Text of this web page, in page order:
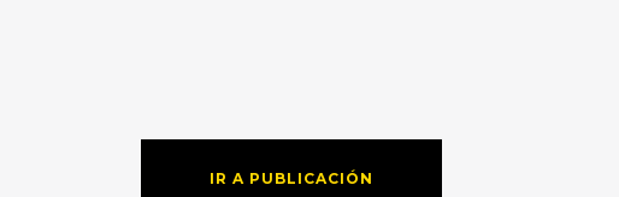
IR A PUBLICACIÓN